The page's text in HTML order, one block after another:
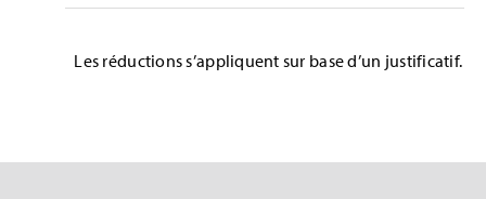
Les réductions s’appliquent sur base d’un justificatif.